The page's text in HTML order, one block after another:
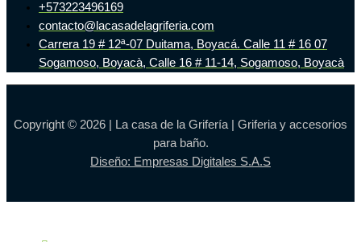
+573223496169
contacto@lacasadelagriferia.com
Carrera 19 # 12ª-07 Duitama, Boyacá. Calle 11 # 16 07
Sogamoso, Boyacà, Calle 16 # 11-14, Sogamoso, Boyacà
Copyright © 2026 | La casa de la Grifería | Griferia y accesorios
para baño.
Diseño: Empresas Digitales S.A.S